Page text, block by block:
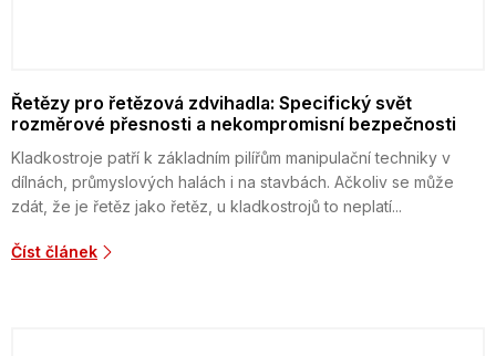
Řetězy pro řetězová zdvihadla: Specifický svět
rozměrové přesnosti a nekompromisní bezpečnosti
Kladkostroje patří k základním pilířům manipulační techniky v
dílnách, průmyslových halách i na stavbách. Ačkoliv se může
zdát, že je řetěz jako řetěz, u kladkostrojů to neplatí...
Číst článek